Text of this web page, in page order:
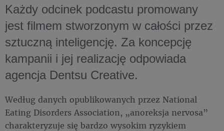
Każdy odcinek podcastu promowany
jest filmem stworzonym w całości przez
sztuczną inteligencję. Za koncepcję
kampanii i jej realizację odpowiada
agencja Dentsu Creative.
Według danych opublikowanych przez National
Eating Disorders Association, „anoreksja nervosa”
charakteryzuje się bardzo wysokim ryzykiem